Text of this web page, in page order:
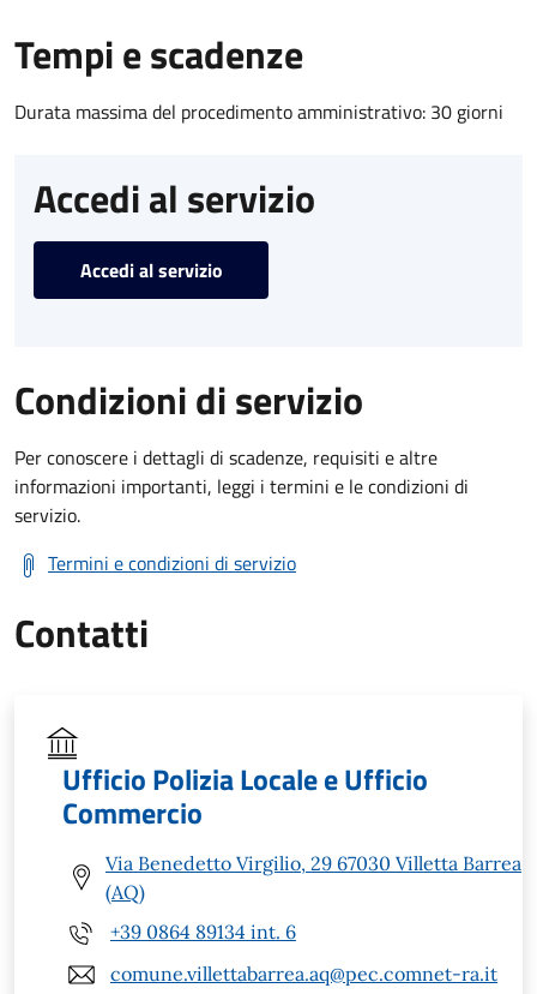
Tempi e scadenze
Durata massima del procedimento amministrativo: 30 giorni
Accedi al servizio
Accedi al servizio
Condizioni di servizio
Per conoscere i dettagli di scadenze, requisiti e altre
informazioni importanti, leggi i termini e le condizioni di
servizio.
Termini e condizioni di servizio
Contatti
Ufficio Polizia Locale e Ufficio
Commercio
Via Benedetto Virgilio, 29 67030 Villetta Barrea
(AQ)
+39 0864 89134 int. 6
comune.villettabarrea.aq@pec.comnet-ra.it